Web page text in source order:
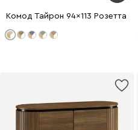
Комод Тайрон 94x113 Розетта